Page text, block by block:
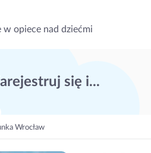
w opiece nad dziećmi
się i...
Wrocław